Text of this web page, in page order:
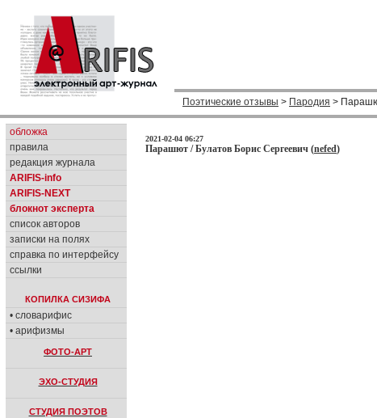
Поэтические отзывы > Пародия >
обложка
правила
редакция журнала
ARIFIS-info
ARIFIS-NEXT
блокнот эксперта
список авторов
записки на полях
справка по интерфейсу
ссылки
КОПИЛКА СИЗИФА
• словарифис
• арифизмы
ФОТО-АРТ
ЭХО-СТУДИЯ
СТУДИЯ ПОЭТОВ
2021-02-04 06:27
Парашют / Булатов Борис Сергеевич (nefed)